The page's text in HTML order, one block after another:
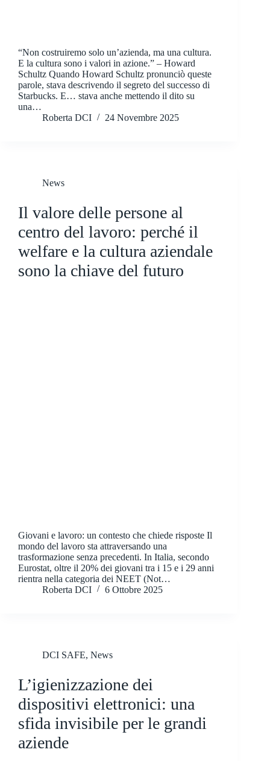
“Non costruiremo solo un’azienda, ma una cultura.
E la cultura sono i valori in azione.” – Howard
Schultz Quando Howard Schultz pronunciò queste
parole, stava descrivendo il segreto del successo di
Starbucks. E… stava anche mettendo il dito su
una…
Roberta DCI
24 Novembre 2025
News
Il valore delle persone al
centro del lavoro: perché il
welfare e la cultura aziendale
sono la chiave del futuro
Giovani e lavoro: un contesto che chiede risposte Il
mondo del lavoro sta attraversando una
trasformazione senza precedenti. In Italia, secondo
Eurostat, oltre il 20% dei giovani tra i 15 e i 29 anni
rientra nella categoria dei NEET (Not…
Roberta DCI
6 Ottobre 2025
DCI SAFE, News
L’igienizzazione dei
dispositivi elettronici: una
sfida invisibile per le grandi
aziende